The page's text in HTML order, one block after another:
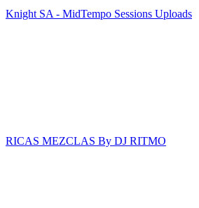
Knight SA - MidTempo Sessions Uploads
RICAS MEZCLAS By DJ RITMO